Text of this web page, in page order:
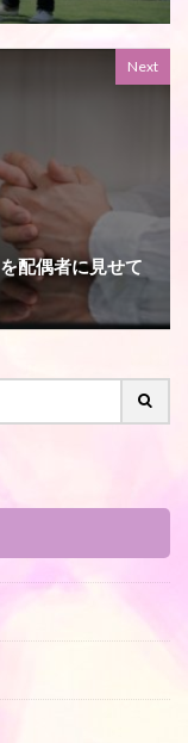
Next
配偶者に見せて